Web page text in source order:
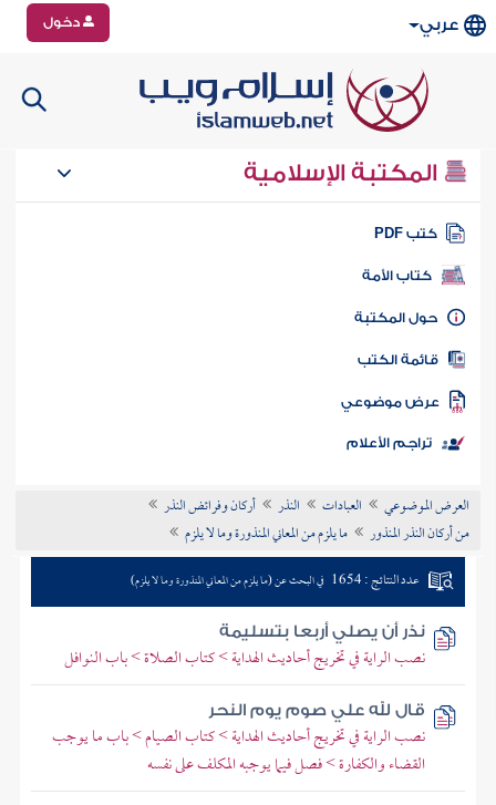
عربي دخول
المكتبة الإسلامية
كتب PDF
كتاب الأمة
المكتبة
الكتب
موضوعي
تراجم الأعلام
العرض الموضوعي العبادات النذر
أركان وفرائض النذر
من أركان النذر المنذور
ما يلزم من المعاني المنذورة وما لا يلزم
عدد النتائج : 1654 في البحث عن (ما يلزم من المعاني المنذورة وما لا يلزم)
نذر أن يصلي أربعا بتسليمة
نصب الراية في تخريج أحاديث الهداية > كتاب الصلاة > باب النوافل
قال لله علي صوم يوم النحر
نصب الراية في تخريج أحاديث الهداية > كتاب الصيام > باب ما يوجب
القضاء والكفارة > فصل فيما يوجبه المكلف على نفسه